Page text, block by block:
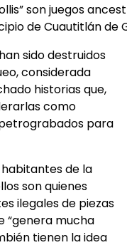
son juegos
de Cuautitlán de
sido destruidos
considerada
historias que,
como
para
de la
son quienes
ilegales de piezas
“genera mucha
tienen la idea